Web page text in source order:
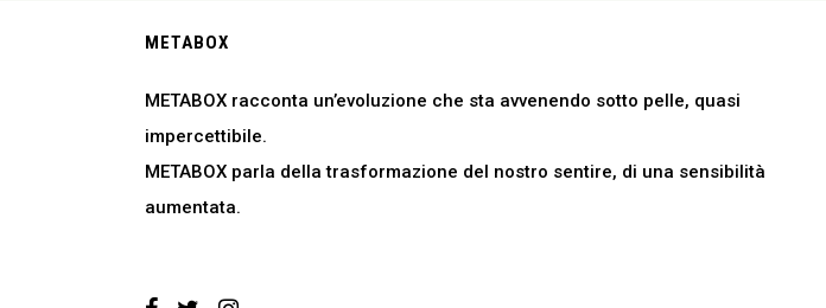
METABOX
METABOX racconta un’evoluzione che sta avvenendo sotto pelle, quasi
impercettibile.
METABOX parla della trasformazione del nostro sentire, di una sensibilità
aumentata.